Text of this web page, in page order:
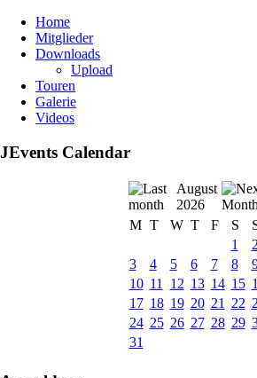
Home
Mitglieder
Downloads
Upload
Touren
Galerie
Videos
JEvents Calendar
August
2026
M T W T F S
1
3
4 5 6 7 8
10 11 12 13 14 15
17 18 19 20 21 22
24 25 26 27 28 29
31